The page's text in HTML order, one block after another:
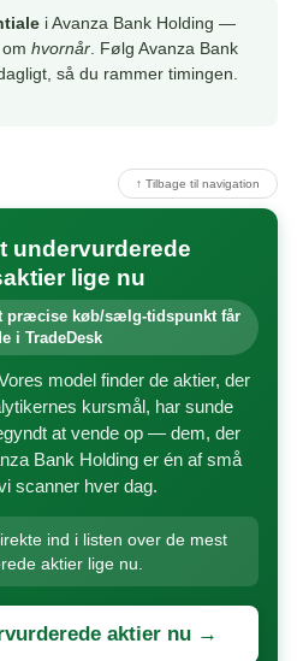
i Avanza Bank Holding —
hvornår. Følg Avanza Bank
så du rammer timingen.
↑ Tilbage til navigation
undervurderede
lige nu
præcise køb/sælg-tidspunkt får
i TradeDesk
model finder de aktier, der
kursmål, har sunde
at vende op — dem, der
Bank Holding er én af små
scanner hver dag.
ind i listen over de mest
aktier lige nu.
aktier nu →